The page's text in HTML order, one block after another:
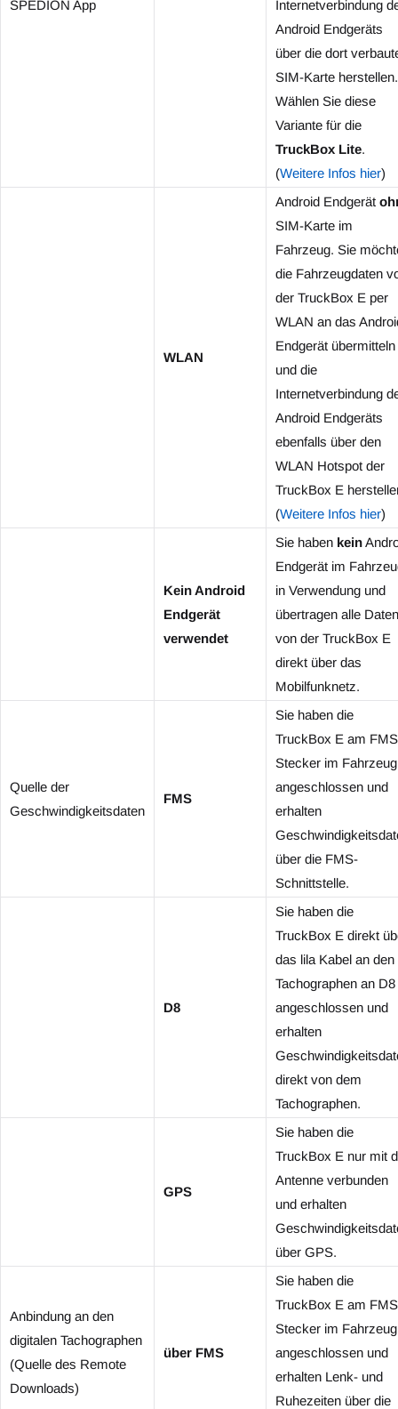
SPEDION App
Internetverbindung
Android Endgeräts
über die dort
SIM-Karte herstellen.
Wählen Sie diese
Variante für die
TruckBox Lite.
(Weitere Infos hier)
WLAN
Android Endgerät
SIM-Karte im
Fahrzeug. Sie
die Fahrzeugdaten
der TruckBox E per
WLAN an das
Endgerät übermitteln
und die
Internetverbindung
Android Endgeräts
ebenfalls über den
WLAN Hotspot der
TruckBox E
(Weitere Infos hier)
Kein Android
Endgerät
verwendet
Sie haben kein
Endgerät im
in Verwendung und
übertragen alle Daten
von der TruckBox E
direkt über das
Mobilfunknetz.
Quelle der
Geschwindigkeitsdaten
FMS
Sie haben die
TruckBox E am
Stecker im Fahrzeug
angeschlossen und
erhalten
über die FMS-
Schnittstelle.
D8
Sie haben die
TruckBox E direkt
das lila Kabel an den
Tachographen an D8
angeschlossen und
erhalten
direkt von dem
Tachographen.
GPS
Sie haben die
TruckBox E nur mit
Antenne verbunden
und erhalten
über GPS.
Anbindung an den
digitalen Tachographen
(Quelle des Remote
Downloads)
über FMS
Sie haben die
TruckBox E am
Stecker im Fahrzeug
angeschlossen und
erhalten Lenk- und
Ruhezeiten über die